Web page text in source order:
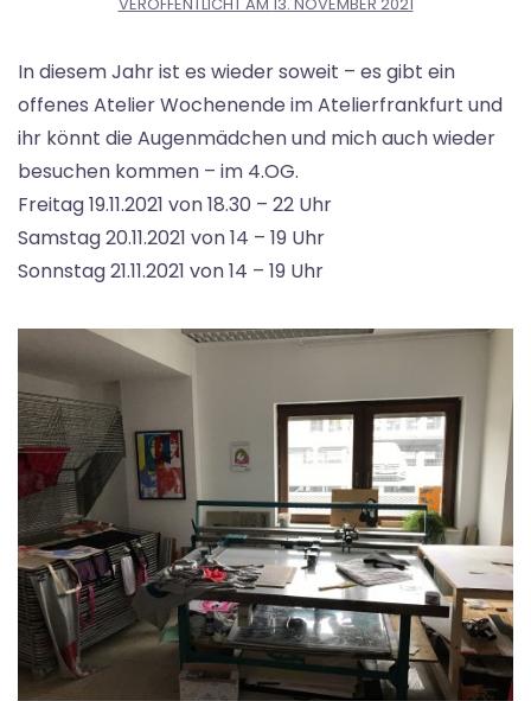
In diesem Jahr ist es wieder soweit – es gibt ein
offenes Atelier Wochenende im Atelierfrankfurt und
ihr könnt die Augenmädchen und mich auch wieder
besuchen kommen – im 4.OG.
Freitag 19.11.2021 von 18.30 – 22 Uhr
Samstag 20.11.2021 von 14 – 19 Uhr
Sonnstag 21.11.2021 von 14 – 19 Uhr